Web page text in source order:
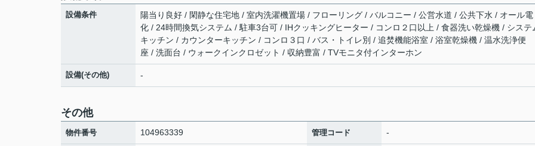
設備条件
陽当り良好 / 閑静な住宅地 / 室内洗濯機置場 / フローリング / バルコニー / 公営水道 / 公共下水 / オール電
化 / 24時間換気システム / 駐車3台可 / IHクッキングヒーター / コンロ２口以上 / 食器洗い乾燥機 / システ
キッチン / カウンターキッチン / コンロ３口 / バス・トイレ別 / 追焚機能浴室 / 浴室乾燥機 / 温水洗浄便
座 / 洗面台 / ウォークインクロゼット / 収納豊富 / TVモニタ付インターホン
設備(その他) -
その他
物件番号 104963339 管理コード -